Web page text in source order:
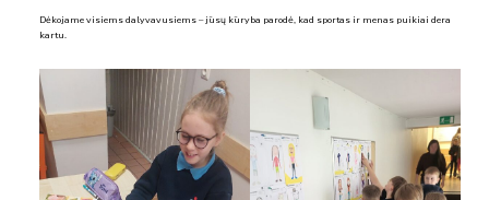
Dėkojame visiems dalyvavusiems – jūsų kūryba parodė, kad sportas ir menas puikiai dera
kartu.